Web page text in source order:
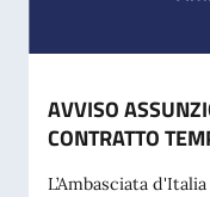
AVVISO
CONTRATTO
L’Ambasciata